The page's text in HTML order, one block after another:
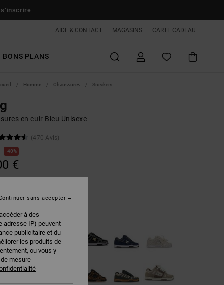
s'inscrire
AIDE & CONTACT MAGASINS CARTE CADEAU
BONS PLANS
Homme Chaussures Sneakers
en cuir Bleu Unisexe
(470 Avis)
40%
€
Blue/grey
à des
adresse IP) peuvent
publicitaire et du
les produits de
ou vous y
mesure
sans accepter